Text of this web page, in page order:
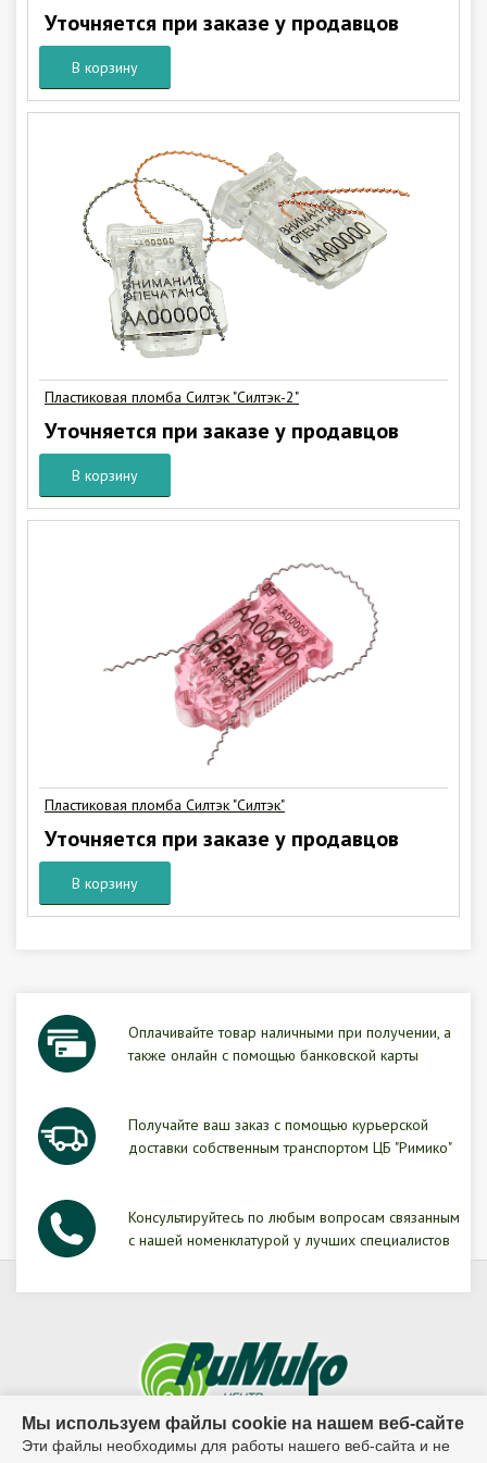
Уточняется при заказе у продавцов
В корзину
Пластиковая пломба Силтэк "Силтэк-2"
Уточняется при заказе у продавцов
В корзину
Пластиковая пломба Силтэк "Силтэк"
Уточняется при заказе у продавцов
В корзину
Оплачивайте товар наличными при получении, а
также онлайн с помощью банковской карты
Получайте ваш заказ с помощью курьерской
доставки собственным транспортом ЦБ "Римико"
Консультируйтесь по любым вопросам связанным
с нашей номенклатурой у лучших специалистов
Мы используем файлы cookie на нашем веб-сайте
Эти файлы необходимы для работы нашего веб-сайта и не